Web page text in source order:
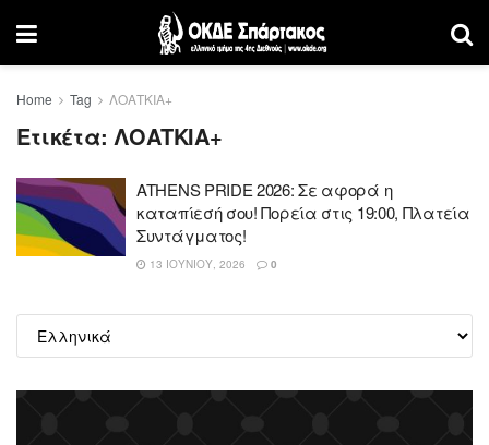
Home Tag ΛΟΑΤΚΙΑ+
Ετικέτα:ΛΟΑΤΚΙΑ+
ATHENS PRIDE 2026: Σε αφορά η
καταπίεσή σου! Πορεία στις 19:00, Πλατεία
Συντάγματος!
13 ΙΟΥΝΊΟΥ, 2026 0
Επιλέξτε
μια